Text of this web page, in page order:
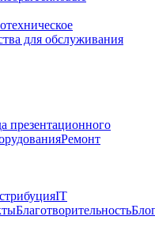
для обслуживания
презентационного
Ремонт
IT
Благотворительность